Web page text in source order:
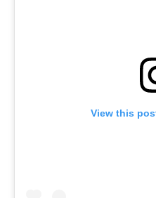
View this